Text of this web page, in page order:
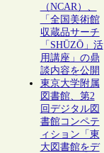
（NCAR）、
「全国美術館
収蔵品サーチ
「SHŪZŌ」活
用講座」の鼎
談内容を公開
東京大学附属
図書館、第2
回デジタル図
書館コンペテ
ィション「東
大図書館をデ